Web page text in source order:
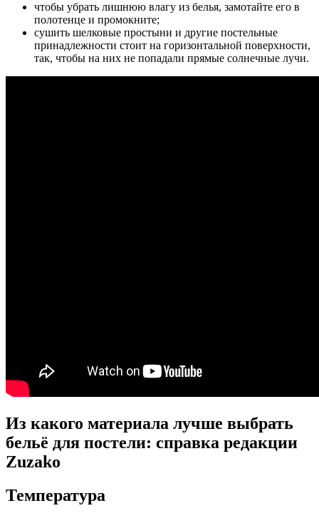
чтобы убрать лишнюю влагу из белья, замотайте его в
полотенце и промокните;
сушить шелковые простыни и другие постельные
принадлежности стоит на горизонтальной поверхности,
так, чтобы на них не попадали прямые солнечные лучи.
Из какого материала лучше выбрать
бельё для постели: справка редакции
Zuzako
Температура